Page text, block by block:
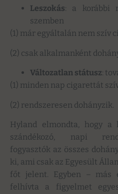
Leszokás: a korábbi
szemben
(1) már egyáltalán nem szív
(2) csak alkalmanként
Változatlan státusz:
(1) minden nap cigarettát
(2) rendszeresen dohányzik.
Hyland elmondta, hogy a
szándékozó, napi
fogyasztók az összes
ki, ami csak az Egyesült
főt jelent. Egyben – más
felhívta a figyelmet